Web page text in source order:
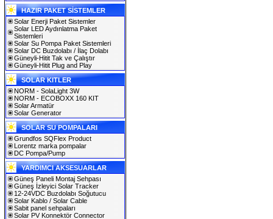
HAZIR PAKET SİSTEMLER
Solar Enerji Paket Sistemler
Solar LED Aydınlatma Paket
Sistemleri
Solar Su Pompa Paket Sistemleri
Solar DC Buzdolabı / İlaç Dolabı
Güneyli-Hitit Tak ve Çalıştır
Güneyli-Hitit Plug and Play
SOLAR KITLER
NORM - SolaLight 3W
NORM - ECOBOXX 160 KIT
Solar Armatür
Solar Generator
SOLAR SU POMPALARI
Grundfos SQFlex Product
Lorentz marka pompalar
DC Pompa/Pump
YARDIMCI AKSESUARLAR
Güneş Paneli Montaj Sehpası
Güneş İzleyici Solar Tracker
12-24VDC Buzdolabı Soğutucu
Solar Kablo / Solar Cable
Sabit panel sehpaları
Solar PV Konnektör Connector